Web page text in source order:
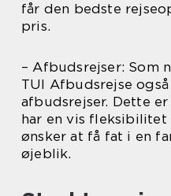
får den bedste
pris.
– Afbudsrejser: Som
TUI Afbudsrejse
afbudsrejser. Dette
har en vis fleksibilitet
ønsker at få fat i en
øjeblik.